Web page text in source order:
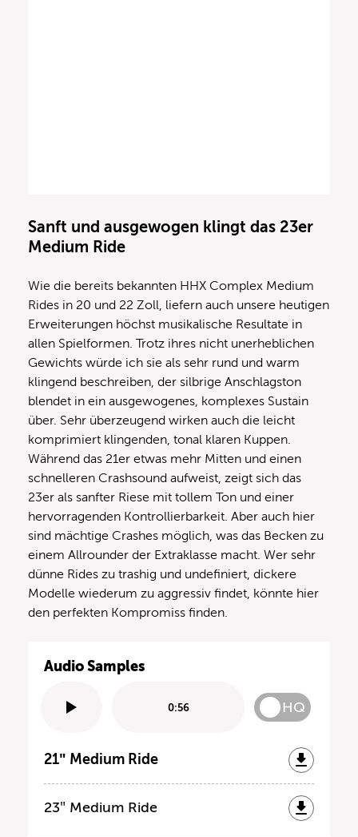
Sanft und ausgewogen klingt das 23er
Medium Ride
Wie die bereits bekannten HHX Complex Medium
Rides in 20 und 22 Zoll, liefern auch unsere heutigen
Erweiterungen höchst musikalische Resultate in
allen Spielformen. Trotz ihres nicht unerheblichen
Gewichts würde ich sie als sehr rund und warm
klingend beschreiben, der silbrige Anschlagston
blendet in ein ausgewogenes, komplexes Sustain
über. Sehr überzeugend wirken auch die leicht
komprimiert klingenden, tonal klaren Kuppen.
Während das 21er etwas mehr Mitten und einen
schnelleren Crashsound aufweist, zeigt sich das
23er als sanfter Riese mit tollem Ton und einer
hervorragenden Kontrollierbarkeit. Aber auch hier
sind mächtige Crashes möglich, was das Becken zu
einem Allrounder der Extraklasse macht. Wer sehr
dünne Rides zu trashig und undefiniert, dickere
Modelle wiederum zu aggressiv findet, könnte hier
den perfekten Kompromiss finden.
Audio Samples
0:56 HQ
21″ Medium Ride
23″ Medium Ride